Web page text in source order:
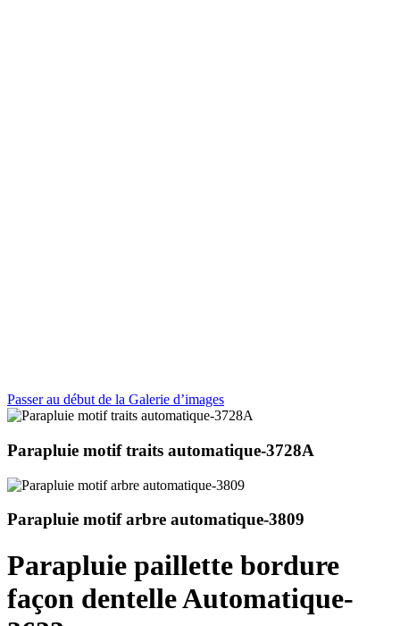
Passer au début de la Galerie d’images
Parapluie motif traits automatique-3728A
Parapluie motif arbre automatique-3809
Parapluie paillette bordure
façon dentelle Automatique-